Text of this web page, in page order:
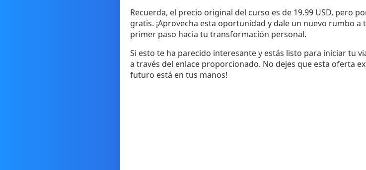
Recuerda, el precio original del curso es de 19.99 USD, pero
gratis. ¡Aprovecha esta oportunidad y dale un nuevo rumbo a
primer paso hacia tu transformación personal.
Si esto te ha parecido interesante y estás listo para iniciar tu
a través del enlace proporcionado. No dejes que esta oferta
futuro está en tus manos!